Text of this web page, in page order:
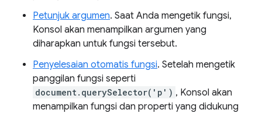
Petunjuk argumen. Saat Anda mengetik fungsi,
Konsol akan menampilkan argumen yang
diharapkan untuk fungsi tersebut.
Penyelesaian otomatis fungsi. Setelah mengetik
panggilan fungsi seperti
document.querySelector('p') , Konsol akan
menampilkan fungsi dan properti yang didukung